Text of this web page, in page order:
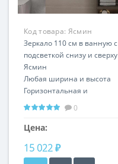
Код товара: Ясмин
RSL0011
Зеркало 110 см в ванную с
подсветкой снизу и сверху
Ясмин
Любая ширина и высота
Горизонтальная и
вертикальная установка
0
Цена:
15 022 ₽